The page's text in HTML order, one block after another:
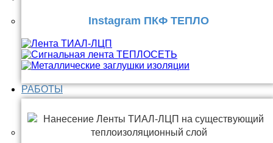
Instagram ПКФ ТЕПЛО
РАБОТЫ